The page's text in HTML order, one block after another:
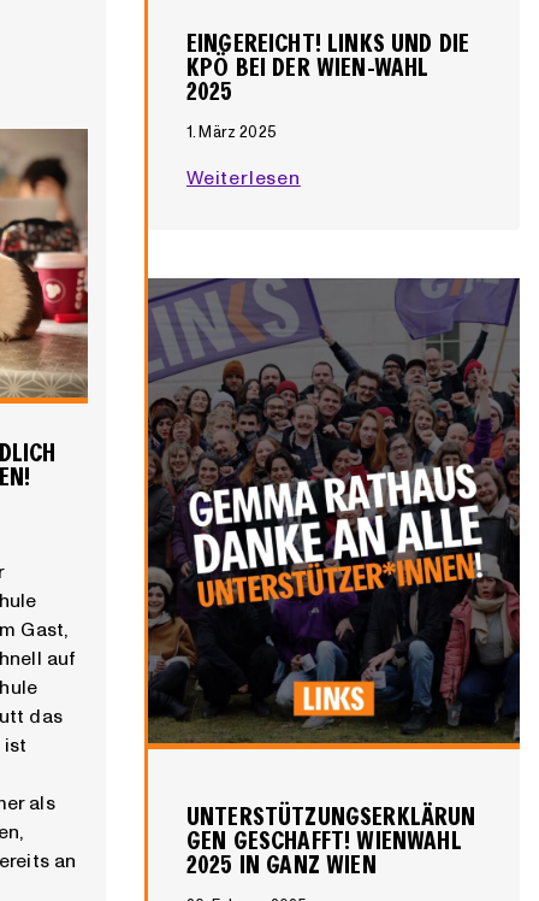
Gast,
auf
das
ist
als
an
EINGEREICHT! LINKS UND DIE
KPÖ BEI DER WIEN-WAHL
2025
1. März 2025
Weiterlesen
e
e
c
h
t
!
L
I
N
K
S
u
d
d
e
K
P
UNTERSTÜTZUNGSERKLÄRUN
GEN GESCHAFFT! WIENWAHL
2025 IN GANZ WIEN